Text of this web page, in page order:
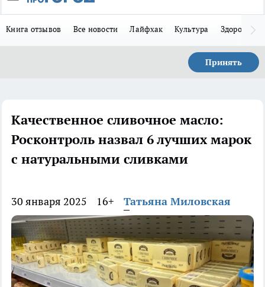
Книга отзывов Все новости Лайфхак Культура Здоровье
Принять
Качественное сливочное масло:
Росконтроль назвал 6 лучших марок
с натуральными сливками
30 января 2025 16+ Татьяна Миловская